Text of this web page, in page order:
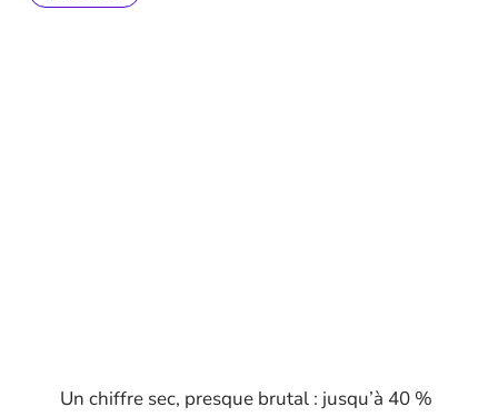
Un chiffre sec, presque brutal : jusqu’à 40 %